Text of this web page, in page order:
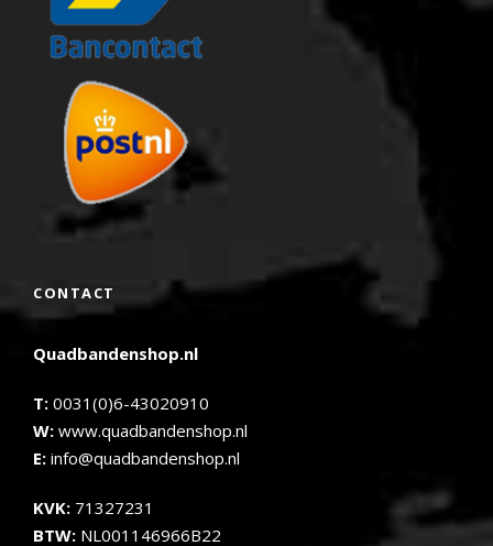
CONTACT
Quadbandenshop.nl
T: 0031(0)6-43020910
W: www.quadbandenshop.nl
E: info@quadbandenshop.nl
KVK: 71327231
BTW: NL001146966B22